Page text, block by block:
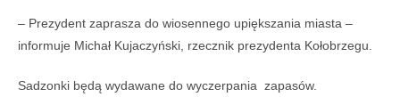
– Prezydent zaprasza do wiosennego upiększania miasta –
informuje Michał Kujaczyński, rzecznik prezydenta Kołobrzegu.
Sadzonki będą wydawane do wyczerpania zapasów.